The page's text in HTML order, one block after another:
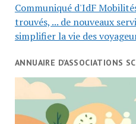
Communiqué d'IdF
trouvés, ... de nouveaux
simplifier la vie des
ANNUAIRE D’ASSOCIATIONS